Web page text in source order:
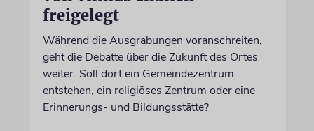
freigelegt
Während die Ausgrabungen voranschreiten,
geht die Debatte über die Zukunft des Ortes
weiter. Soll dort ein Gemeindezentrum
entstehen, ein religiöses Zentrum oder eine
Erinnerungs- und Bildungsstätte?